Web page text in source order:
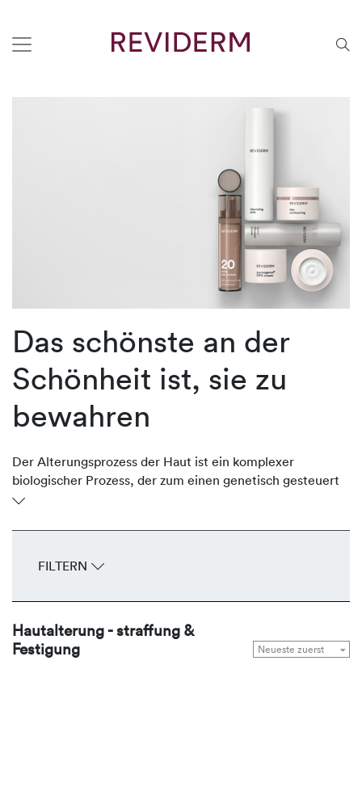
Das schönste an der
Schönheit ist, sie zu
bewahren
Der Alterungsprozess der Haut ist ein komplexer
biologischer Prozess, der zum einen genetisch gesteuert
(Zeitalterung) und zum anderen durch Umweltfaktoren
Prozesse prägen das Erscheinungsbild der Haut und
Elastizitäts- und Konturverlust sowie Hautverfärbungen
Regenerationsmechanismen anregen, die hauteigene
Kollagenproduktion stimulieren, Falten korrigieren, die
FILTERN
Hautalterung - straffung &
Festigung